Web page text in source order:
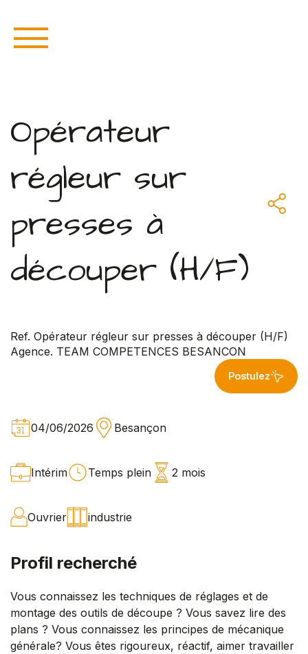
Opérateur
régleur sur
presses à
découper (H/F)
Ref. Opérateur régleur sur presses à découper (H/F)
Agence. TEAM COMPETENCES BESANCON
Postulez
04/06/2026 Besançon
Intérim Temps plein 2 mois
Ouvrier industrie
Profil recherché
Vous connaissez les techniques de réglages et de
montage des outils de découpe ? Vous savez lire des
plans ? Vous connaissez les principes de mécanique
générale? Vous êtes rigoureux, réactif, aimer travailler